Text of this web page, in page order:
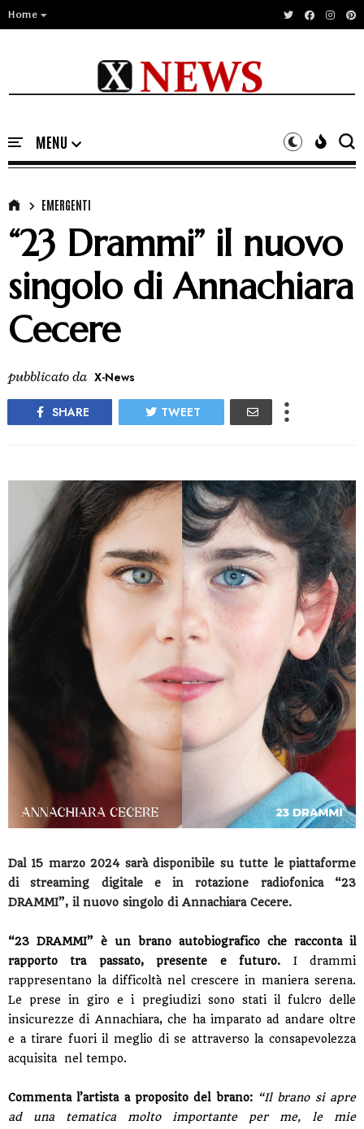
Home
EMERGENTI
“23 Drammi” il nuovo
singolo di Annachiara
Cecere
pubblicato da X-News
SHARE TWEET
Dal 15 marzo 2024 sarà disponibile su tutte le piattaforme
di streaming digitale e in rotazione radiofonica “23
DRAMMI”, il nuovo singolo di Annachiara Cecere.
“23 DRAMMI” è un brano autobiografico che racconta il
rapporto tra passato, presente e futuro. I drammi
rappresentano la difficoltà nel crescere in maniera serena.
Le prese in giro e i pregiudizi sono stati il fulcro delle
insicurezze di Annachiara, che ha imparato ad andare oltre
e a tirare fuori il meglio di se attraverso la consapevolezza
acquisita nel tempo.
Commenta l’artista a proposito del brano: “Il brano si apre
ad una tematica molto importante per me, le mie